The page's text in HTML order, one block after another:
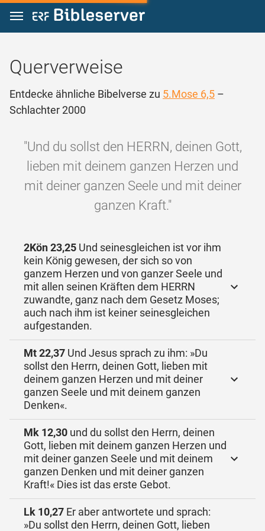
Zum Inhalt springen
Querverweise
Entdecke ähnliche Bibelverse zu 5.Mose 6,5 –
Schlachter 2000
"Und du sollst den HERRN, deinen Gott,
lieben mit deinem ganzen Herzen und
mit deiner ganzen Seele und mit deiner
ganzen Kraft."
2Kön 23,25 Und seinesgleichen ist vor ihm
kein König gewesen, der sich so von
ganzem Herzen und von ganzer Seele und
mit allen seinen Kräften dem HERRN
zuwandte, ganz nach dem Gesetz Moses;
auch nach ihm ist keiner seinesgleichen
aufgestanden.
Mt 22,37 Und Jesus sprach zu ihm: »Du
sollst den Herrn, deinen Gott, lieben mit
deinem ganzen Herzen und mit deiner
ganzen Seele und mit deinem ganzen
Denken«.
Mk 12,30 und du sollst den Herrn, deinen
Gott, lieben mit deinem ganzen Herzen und
mit deiner ganzen Seele und mit deinem
ganzen Denken und mit deiner ganzen
Kraft!« Dies ist das erste Gebot.
Lk 10,27 Er aber antwortete und sprach:
»Du sollst den Herrn, deinen Gott, lieben